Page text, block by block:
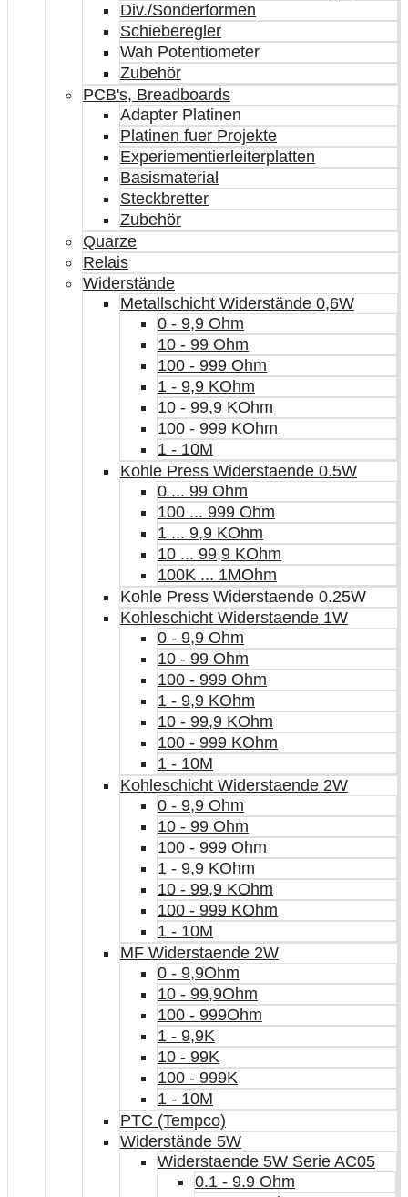
Div./Sonderformen
Schieberegler
Wah Potentiometer
Zubehör
PCB's, Breadboards
Adapter Platinen
Platinen fuer Projekte
Experiementierleiterplatten
Basismaterial
Steckbretter
Zubehör
Quarze
Relais
Widerstände
Metallschicht Widerstände 0,6W
0 - 9,9 Ohm
10 - 99 Ohm
100 - 999 Ohm
1 - 9,9 KOhm
10 - 99,9 KOhm
100 - 999 KOhm
1 - 10M
Kohle Press Widerstaende 0.5W
0 ... 99 Ohm
100 ... 999 Ohm
1 ... 9,9 KOhm
10 ... 99,9 KOhm
100K ... 1MOhm
Kohle Press Widerstaende 0.25W
Kohleschicht Widerstaende 1W
0 - 9,9 Ohm
10 - 99 Ohm
100 - 999 Ohm
1 - 9,9 KOhm
10 - 99,9 KOhm
100 - 999 KOhm
1 - 10M
Kohleschicht Widerstaende 2W
0 - 9,9 Ohm
10 - 99 Ohm
100 - 999 Ohm
1 - 9,9 KOhm
10 - 99,9 KOhm
100 - 999 KOhm
1 - 10M
MF Widerstaende 2W
0 - 9,9Ohm
10 - 99,9Ohm
100 - 999Ohm
1 - 9,9K
10 - 99K
100 - 999K
1 - 10M
PTC (Tempco)
Widerstände 5W
Widerstaende 5W Serie AC05
0.1 - 9.9 Ohm